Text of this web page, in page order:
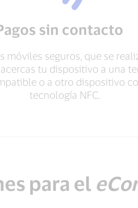
sin contacto
móviles seguros, que se
tu dispositivo a una
o a otro dispositivo
tecnología NFC.
para el